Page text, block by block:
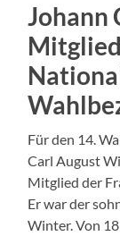
Johann
Für den 14.
Carl August
Mitglied der
Er war der
Winter. Von